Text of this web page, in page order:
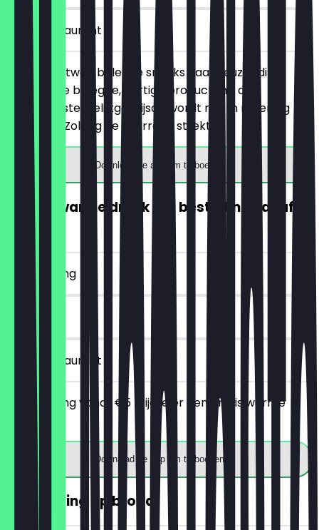
in het restaurant
Je bestelt twee belegde snacks naar keuze (dit
betreft alle belegde, hartige producten), de
goedkoopste/gelijkgeprijsde wordt niet in rekening
gebracht. Zolang de voorraad strekt!
Download de app om te boeken
GRATIS warme drank (bij besteding vanaf
~€ 4 korting
7 dagen
in het restaurant
Bij besteding vanaf €5 krijg je er een gratis warme
drank bij.
Download de app om te boeken
30% korting op brood